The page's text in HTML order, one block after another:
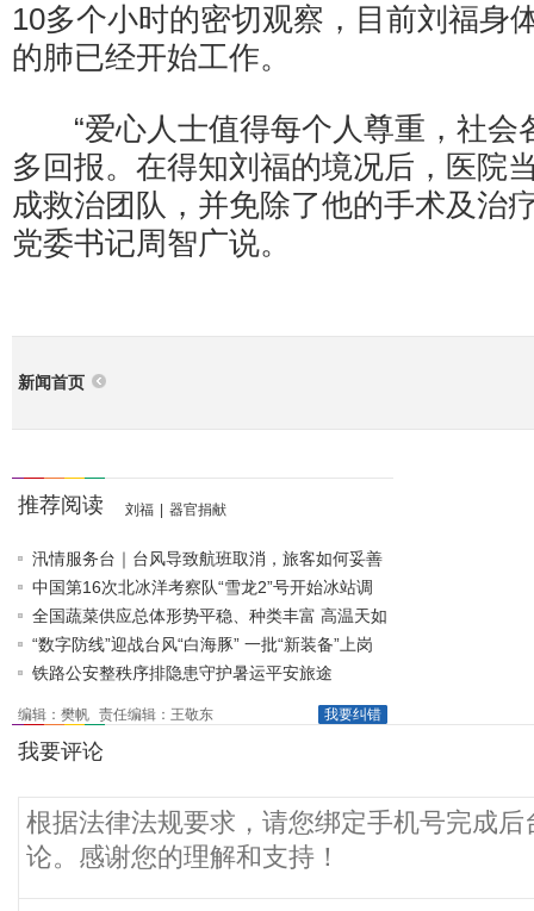
10多个小时的密切观察，目前刘福身
的肺已经开始工作。
“爱心人士值得每个人尊重，社会
多回报。在得知刘福的境况后，医院
成救治团队，并免除了他的手术及治
党委书记周智广说。
新闻首页
推荐阅读 刘福 器官捐献
汛情服务台｜台风导致航班取消，旅客如何妥善
应对？这个“前提”..
中国第16次北冰洋考察队“雪龙2”号开始冰站调
查作业
全国蔬菜供应总体形势平稳、种类丰富 高温天如
何科学吃菜？“指..
“数字防线”迎战台风“白海豚” 一批“新装备”上岗
助力防御链..
铁路公安整秩序排隐患守护暑运平安旅途
我要纠错
编辑：樊帆 责任编辑：王敬东